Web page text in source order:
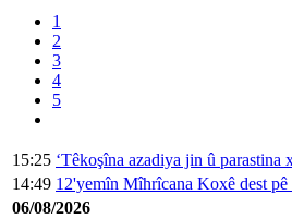
1
2
3
4
5
15:25 ‘Têkoşîna azadiya jin û parastina
14:49 12'yemîn Mîhrîcana Koxê dest
06/08/2026